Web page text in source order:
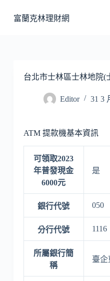
至
富蘭克林理財網
台北市士林區士林地院(
Editor 31 3
ATM 提款機基本資訊
可領取2023
年普發現金
6000元
是
銀行代號 050
分行代號 1116
所屬銀行簡
稱
臺企